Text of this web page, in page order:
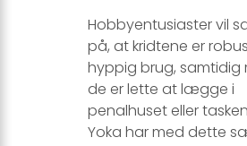
Hobbyentusiaster vil
på, at kridtene er
hyppig brug, samtidig
de er lette at lægge i
penalhuset eller
Yoka har med dette